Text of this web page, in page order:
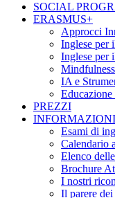
SOCIAL
ERASMUS+
Approcci
Inglese per
Inglese per
IA e
PREZZI
Esami di
Calendario
Elenco
Brochure
I nostri
Il parere